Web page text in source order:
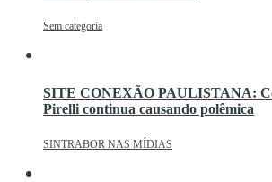
Sem categoria
SITE CONEXÃO PAULISTANA:
Pirelli continua causando polêmica
SINTRABOR NAS MÍDIAS